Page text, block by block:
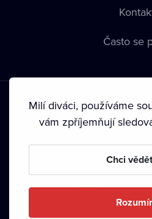
Často se
Podmínky používání • Ochrana
• Autorská
Milí diváci, používáme
vám zpříjemňují
Chci